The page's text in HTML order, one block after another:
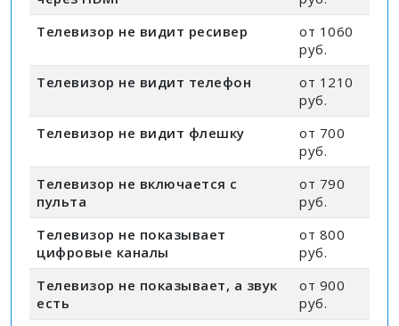
Телевизор не видит ресивер
от 1060
руб.
Телевизор не видит телефон
от 1210
руб.
Телевизор не видит флешку
от 700
руб.
Телевизор не включается с
пульта
от 790
руб.
Телевизор не показывает
цифровые каналы
от 800
руб.
Телевизор не показывает, а звук
есть
от 900
руб.